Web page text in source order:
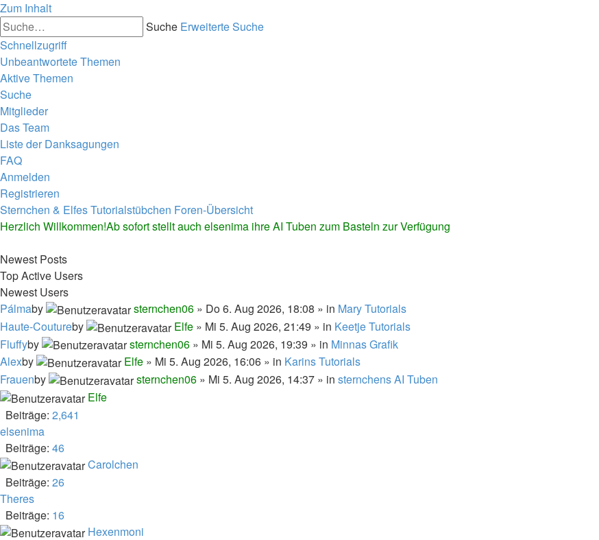
Zum Inhalt
Suche Erweiterte Suche
Schnellzugriff
Unbeantwortete Themen
Aktive Themen
Suche
Mitglieder
Das Team
Liste der Danksagungen
FAQ
Anmelden
Registrieren
Sternchen & Elfes Tutorialstübchen Foren-Übersicht
Herzlich Willkommen!Ab sofort stellt auch elsenima ihre AI Tuben zum Basteln zur Verfügung
Newest Posts
Top Active Users
Newest Users
Pálmaby sternchen06 » Do 6. Aug 2026, 18:08 » in Mary Tutorials
Haute-Coutureby Elfe » Mi 5. Aug 2026, 21:49 » in Keetje Tutorials
Fluffyby sternchen06 » Mi 5. Aug 2026, 19:39 » in Minnas Grafik
Alexby Elfe » Mi 5. Aug 2026, 16:06 » in Karins Tutorials
Frauenby sternchen06 » Mi 5. Aug 2026, 14:37 » in sternchens AI Tuben
Elfe
Beiträge: 2,641
elsenima
Beiträge: 46
Carolchen
Beiträge: 26
Theres
Beiträge: 16
Hexenmoni